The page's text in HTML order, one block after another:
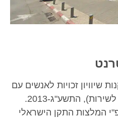
לאנשים עם
מוגבלות (התאמות נגישות לשירות), התשע"ג-2013.
התקן הישראלי